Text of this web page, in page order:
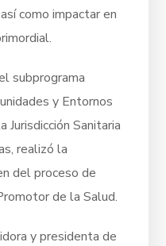
como impactar en
subprograma
y Entornos
Jurisdicción Sanitaria
realizó la
del proceso de
de la Salud.
y presidenta de